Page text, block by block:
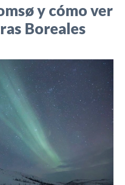
y cómo ver
Boreales